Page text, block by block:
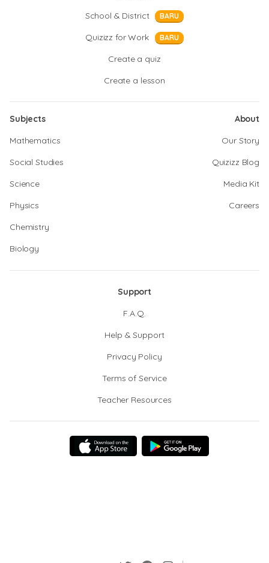
School & District
BARU
Quizizz for Work BARU
Create a quiz
Create a lesson
Subjects
Mathematics
Social Studies
Science
Physics
Chemistry
Biology
About
Our Story
Quizizz Blog
Media Kit
Careers
Support
F.A.Q.
Help & Support
Privacy Policy
Terms of Service
Teacher Resources